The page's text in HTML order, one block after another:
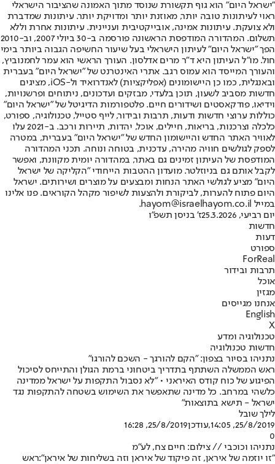
"ישראל היום" הוא גוף תקשורת שנוסד מתוך האמונה שהציבור הישראלי
ראוי לעיתונות טובה יותר, מאוזנת יותר ומדויקת יותר. עיתונות שמדברת
ולא צועקת. עיתונות אמינה, אובייקטיבית ועניינית. עיתונות אחרת וללא
תשלום. המהדורה המודפסת הראשונה פורסמה ב-30 ביולי 2007, וב-2010
הפך "ישראל היום" לעיתון הישראלי בעל שיעור החשיפה הגבוה ביותר בימי
חול. מו"ל העיתון היא ד"ר מרים אדלסון. העורך הראשי הוא עמר לחמנוביץ,
והעורך המייסד הוא עמוס רגב. אתרי האינטרנט של "ישראל היום" בעברית
ובאנגלית, כמו כן היישומונים (אפליקציות) לאנדרואיד ול-iOS, מציגים
חדשות מסביב לשעון, תוכן בלעדי, מבזקים ועדכונים, ניתוחים ופרשנויות,
וידיאו, פודקאסטים ושידורים חיים. פלטפורמות הדיגיטל של "ישראל היום"
כוללות ערוצי חדשות ודעות, תרבות ובידור, לייף סטייל, טכנולוגיה, ספורט,
כלכלה וצרכנות, בריאות, חיילים, אוכל, יהדות, תיירות ורכב. ב-2021 עלו
לאוויר האתר החדש והיישומון החדש של "ישראל היום" בעברית, במטרה
לספק לגולשים חוויה מהירה, עדכנית, בטוחה ונוחה. תכני המהדורה
המודפסת של העיתון זמינים גם באתר, במהדורה יומית מקוונת, ואפשר
לקבל אותם גם בניוזלטר. מועדון ההטבות הייחודי "הקליקה של ישראל
היום" מציע לגולשי האתר הנחות ומבצעים על מוצרים ושירותים. ישראל
היום פתוח להערות, לביקורת ולהצעות לשיפור מקהל הקוראים. פנו אלינו
במייל hayom@israelhayom.co.il.
יום רביעי, 25.3.2026
ז' בניסן תשפ"ו
חדשות
דעות
ספורט
ForReal
תרבות ובידור
אוכל
מגזין
אנחנו מגייסים
English
X
טכנולוגיה ומדע
חדשות טכנולוגיה
נתניהו בסיור בצפון: "הקם להורגך - השכם להורגו"
ראש הממשלה השתתף בתדריך ביטחוני ברמת הגולן והתייחס לסיכול
הפיגוע של כוח קודס האיראני • "לא נסבול התקפות על ישראל ממדינה
כלשהי במרחב. כל מדינה שתאפשר את השימוש בשטחה להתקפות נגד
ישראל - תישא בתוצאות"
לילך שובל
25/8/2019, 14:05
,עודכן25/8/2019, 16:28
0
נתניהו וכוכבי // צילום: חיים צח, לע"מ
"זו יוזמה של איראן, זה פיקוד של איראן וזה בשליחות של איראן":ראש